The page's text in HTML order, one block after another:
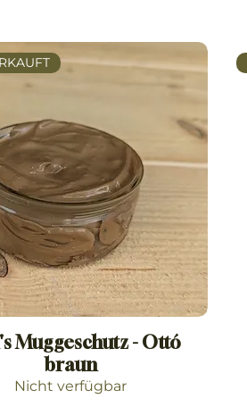
Muggeschutz - Ottó
braun
Nicht verfügbar